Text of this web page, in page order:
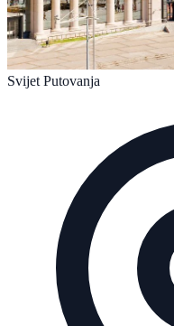
Svijet Putovanja